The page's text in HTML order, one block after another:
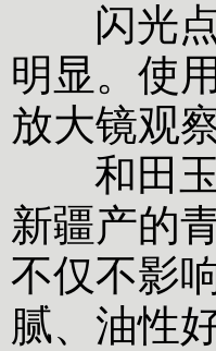
闪光点
明显。使
放大镜观
和田玉
新疆产的
不仅不影
腻、油性